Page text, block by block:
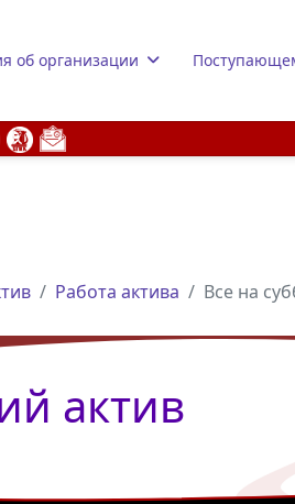
об организации
Работа актива Все на
актив